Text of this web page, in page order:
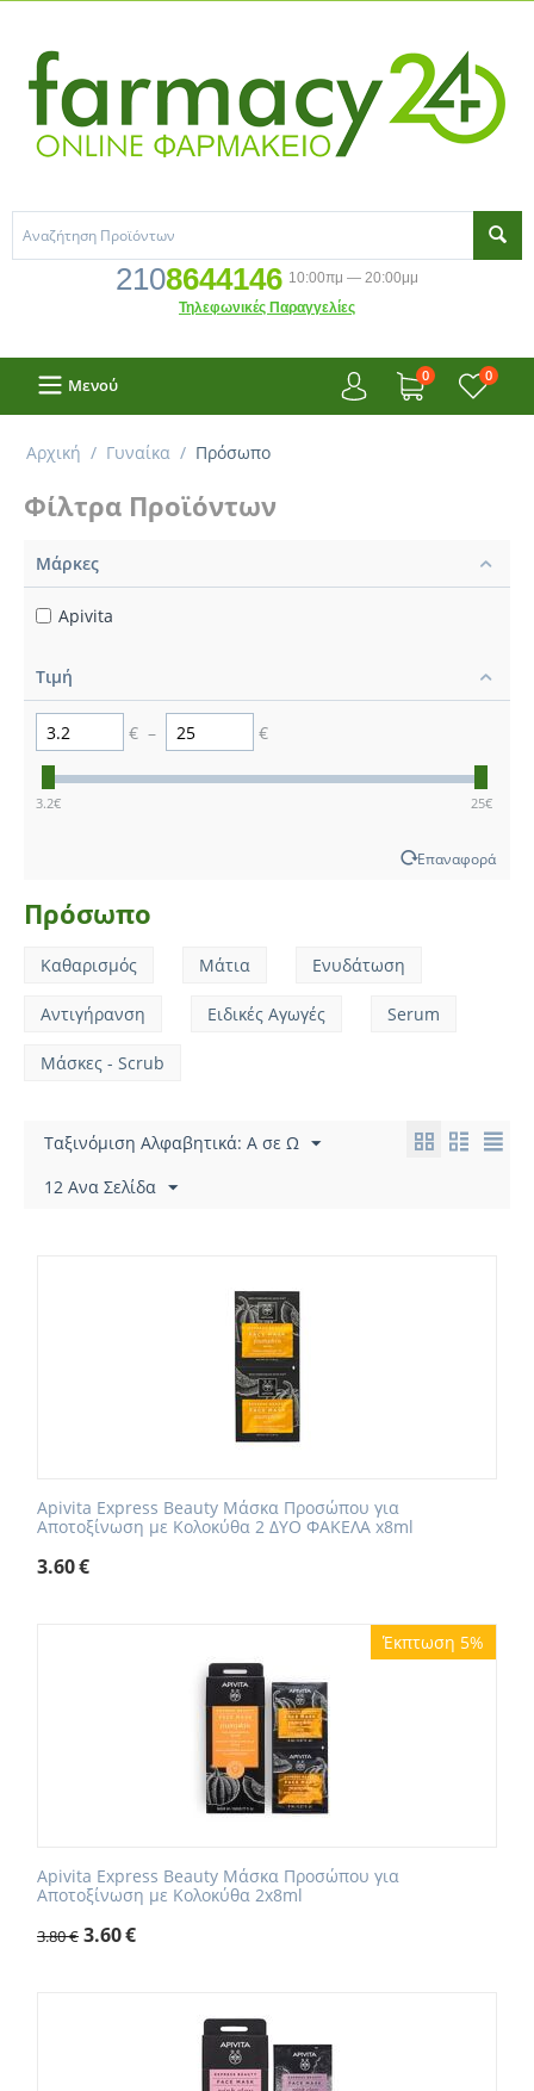
2108644146 10:00πμ — 20:00μμ
Τηλεφωνικές Παραγγελίες
Μενού 0 0
Αρχική / Γυναίκα / Πρόσωπο
Φίλτρα Προϊόντων
Μάρκες
Apivita
Τιμή
€ – €
3.2€ 25€
Επαναφορά
Πρόσωπο
Καθαρισμός Μάτια Ενυδάτωση
Αντιγήρανση Ειδικές Αγωγές Serum
Μάσκες - Scrub
Ταξινόμιση Αλφαβητικά: A σε Ω
12 Ανα Σελίδα
Apivita Express Beauty Μάσκα Προσώπου για
Αποτοξίνωση με Κολοκύθα 2 ΔΥΟ ΦΑΚΕΛΑ x8ml
3.60€
Έκπτωση 5%
Apivita Express Beauty Μάσκα Προσώπου για
Αποτοξίνωση με Κολοκύθα 2x8ml
3.80€ 3.60€